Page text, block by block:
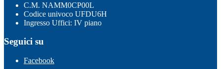
C.M. NAMM0CP00L
Codice univoco UFDU6H
Ingresso Uffici: IV piano
Seguici su
Facebook